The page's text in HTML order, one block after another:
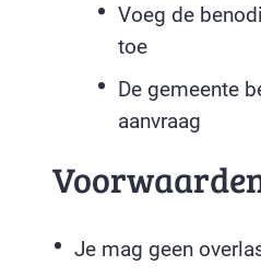
Voeg de
toe
De gemeente
aanvraag
Je mag geen